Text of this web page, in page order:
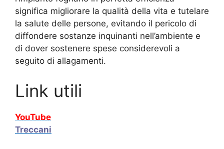
significa migliorare la qualità della vita e tutelare
la salute delle persone, evitando il pericolo di
diffondere sostanze inquinanti nell’ambiente e
di dover sostenere spese considerevoli a
seguito di allagamenti.
Link utili
YouTube
Treccani